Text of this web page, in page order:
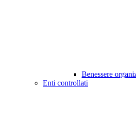
Benessere
Enti controllati